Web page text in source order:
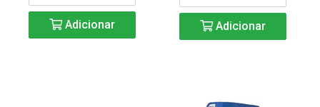
Adicionar Adicionar